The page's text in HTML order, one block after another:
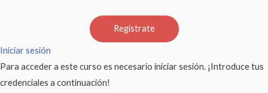
Regístrate
Iniciar sesión
Para acceder a este curso es necesario iniciar sesión. ¡Introduce tus
credenciales a continuación!